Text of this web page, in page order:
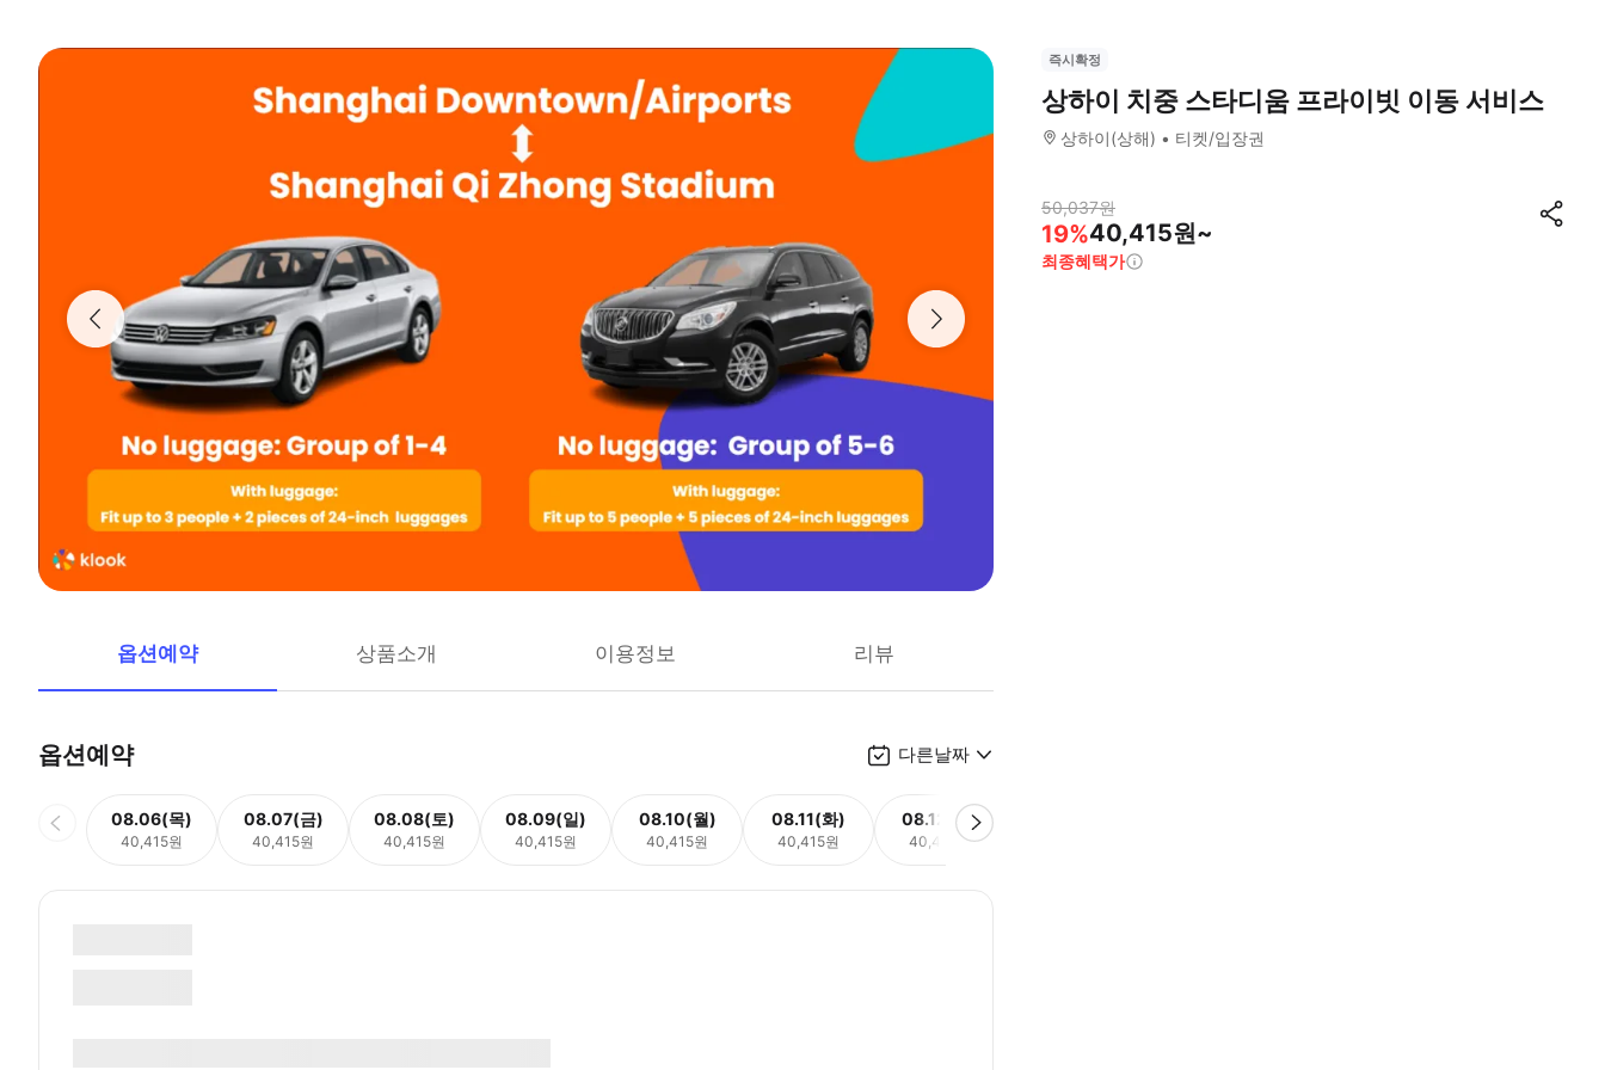
옵션예약 상품소개 이용정보 리뷰
옵션예약 다른날짜
08.06(목)
40,415원
08.07(금)
40,415원
08.08(토)
40,415원
08.09(일)
40,415원
08.10(월)
40,415원
08.11(화)
40,415원
08.12(수)
40,415원
즉시확정
상하이 치중 스타디움 프라이빗 이동 서비스
상하이(상해) 티켓/입장권
50,037원
19%40,415원~
최종혜택가